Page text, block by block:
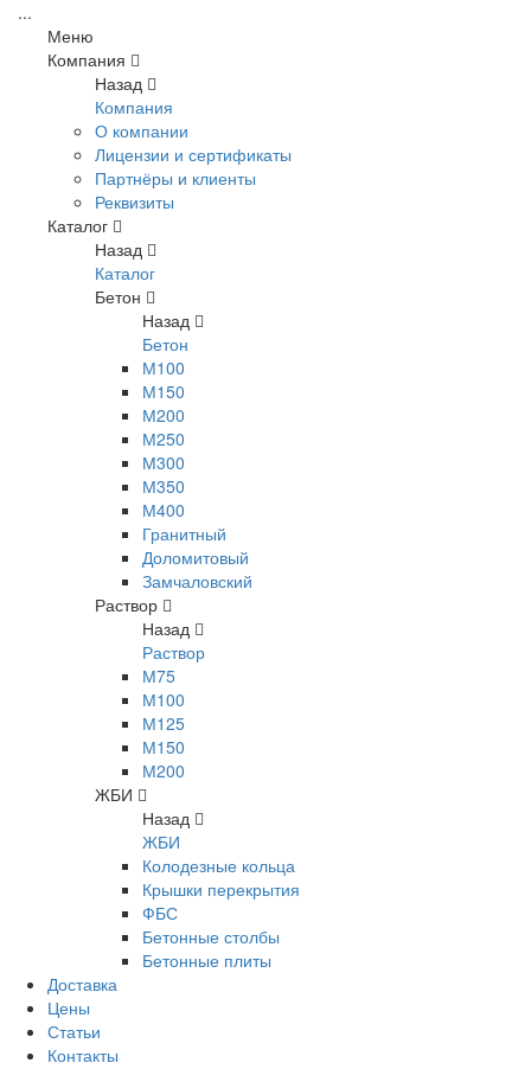
...
Меню
Компания
Назад
Компания
О компании
Лицензии и сертификаты
Партнёры и клиенты
Реквизиты
Каталог
Назад
Каталог
Бетон
Назад
Бетон
М100
М150
М200
М250
М300
М350
М400
Гранитный
Доломитовый
Замчаловский
Раствор
Назад
Раствор
М75
М100
М125
М150
М200
ЖБИ
Назад
ЖБИ
Колодезные кольца
Крышки перекрытия
ФБС
Бетонные столбы
Бетонные плиты
Доставка
Цены
Статьи
Контакты